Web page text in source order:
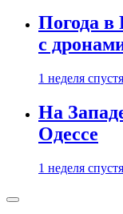
Погода в
с
1 неделя спустя
На
Одессе
1 неделя спустя